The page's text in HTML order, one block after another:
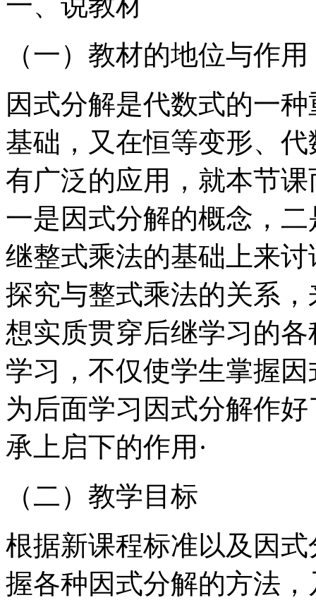
（一）教材的地位与作用
因式分解是代数式的一
基础，又在恒等变形、
有广泛的应用，就本节
一是因式分解的概念，
继整式乘法的基础上来
探究与整式乘法的关系
想实质贯穿后继学习的
学习，不仅使学生掌握
为后面学习因式分解作
承上启下的作用·
（二）教学目标
根据新课程标准以及因
握各种因式分解的方法